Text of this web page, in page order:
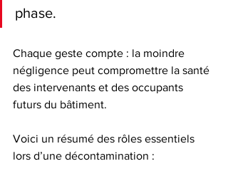
phase.
Chaque geste compte : la moindre
négligence peut compromettre la santé
des intervenants et des occupants
futurs du bâtiment.
Voici un résumé des rôles essentiels
lors d’une décontamination :